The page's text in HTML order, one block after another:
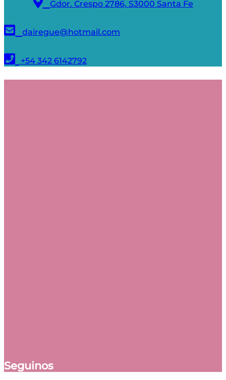
Gdor. Crespo 2786, S3000 Santa Fe
dairegue@hotmail.com
+54 342 6142792
Seguinos